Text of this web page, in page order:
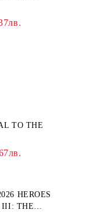
TO THE
HEROES
III: THE